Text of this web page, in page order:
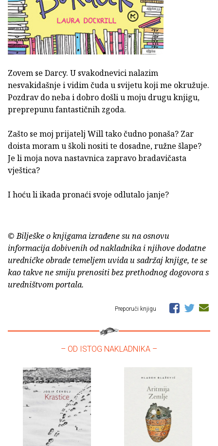
Zovem se Darcy. U svakodnevici nalazim
nesvakidašnje i vidim čuda u svijetu koji me okružuje.
Pozdrav do neba i dobro došli u moju drugu knjigu,
preprepunu fantastičnih zgoda.
Zašto se moj prijatelj Will tako čudno ponaša? Zar
doista moram u školi nositi te dosadne, ružne šlape?
Je li moja nova nastavnica zapravo bradavičasta
vještica?
I hoću li ikada pronaći svoje odlutalo janje?
© Bilješke o knjigama izrađene su na osnovu
informacija dobivenih od nakladnika i njihove dodatne
uredničke obrade temeljem uvida u sadržaj knjige, te se
kao takve ne smiju prenositi bez prethodnog dogovora s
uredništvom portala.
Preporuči knjigu
– OD ISTOG NAKLADNIKA –